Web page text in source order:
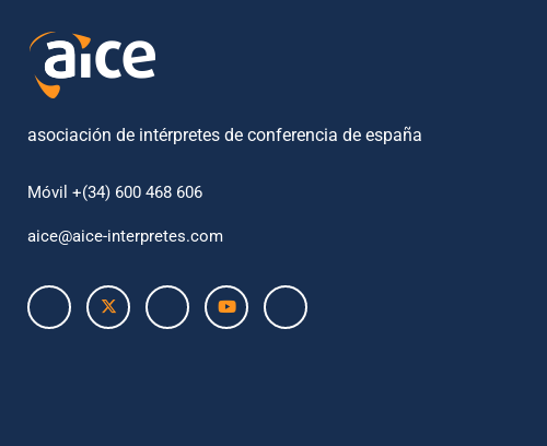
asociación de intérpretes de conferencia de españa
Móvil +(34) 600 468 606
aice@aice-interpretes.com